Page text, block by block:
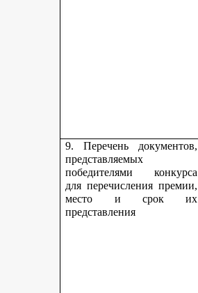
9. Перечень документов,
представляемых
победителями конкурса
для перечисления премии,
место и срок их
представления